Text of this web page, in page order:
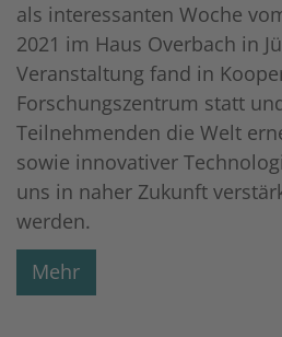
als interessanten Woche
2021 im Haus Overbach in
Veranstaltung fand in
Forschungszentrum statt
Teilnehmenden die Welt
sowie innovativer
uns in naher Zukunft
werden.
Mehr